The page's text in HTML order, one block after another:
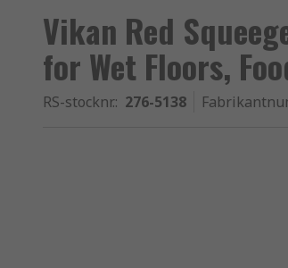
Vikan Red
for Wet Floors,
RS-stocknr.: 276-5138